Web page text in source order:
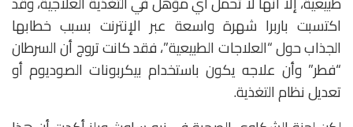
اكتسبت باربرا شهرة واسعة عبر الإنترنت بسبب خطابها
الجذاب حول “العلاجات الطبيعية”، فقد كانت تروج أن السرطان
“فطر” وأن علاجه يكون باستخدام بيكربونات الصوديوم أو
تعديل نظام التغذية.